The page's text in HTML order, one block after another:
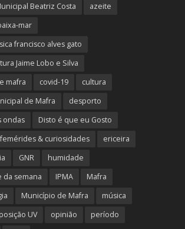
Beatriz Costa
azeite
mar
francisco alves gato
Jaime Lobo e Silva
mafra
covid-19
cultura
de Mafra
desporto
ondas
Disto é que eu Gosto
& curiosidades
ericeira
GNR
humidade
semana
IPMA
Mafra
Município de Mafra
música
UV
opinião
período